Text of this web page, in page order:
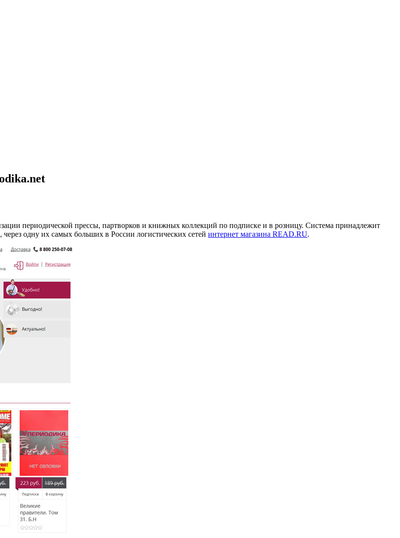
периодической прессы, партворков и книжных коллекций по подписке и в розницу. Система принадлежит
одну их самых больших в России логистических сетей интернет магазина READ.RU.